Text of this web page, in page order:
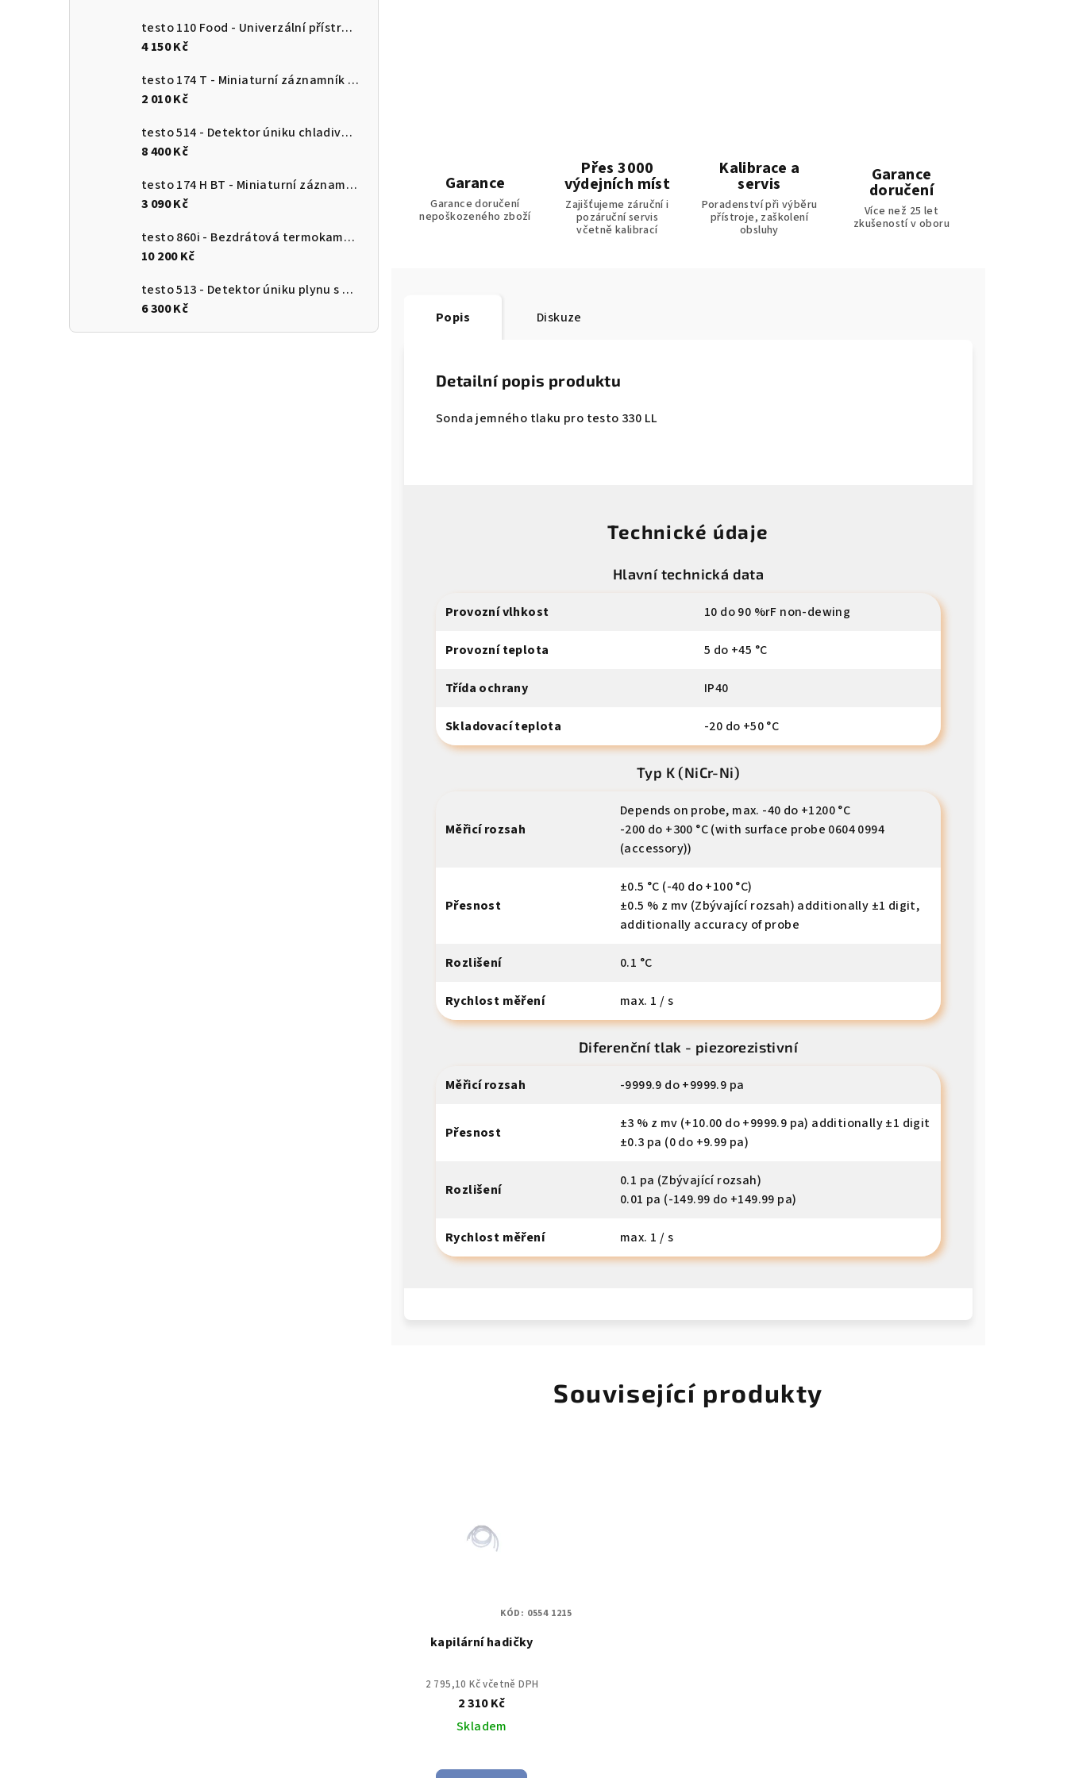
testo 110 Food - Univerzální přístroj pro měření teploty s připojením k aplikaci
4 150 Kč
testo 174 T - Miniaturní záznamník teploty s USB-C a softwarem pro PC
2 010 Kč
testo 514 - Detektor úniku chladiva s ohebnou sondou
8 400 Kč
testo 174 H BT - Miniaturní záznamník pro měření teploty a vlhkosti s Bluetooth a připojením k aplikaci
3 090 Kč
testo 860i - Bezdrátová termokamera pro chytré telefony
10 200 Kč
testo 513 - Detektor úniku plynu s ohebnou sondou
6 300 Kč
Garance
Garance doručení
nepoškozeného zboží
Přes 3000
výdejních míst
Zajišťujeme záruční i
pozáruční servis
včetně kalibrací
Kalibrace a
servis
Poradenství při výběru
přístroje, zaškolení
obsluhy
Garance
doručení
Více než 25 let
zkušeností v oboru
Popis Diskuze
Detailní popis produktu
Sonda jemného tlaku pro testo 330 LL
Technické údaje
Hlavní technická data
Provozní vlhkost 10 do 90 %rF non-dewing
Provozní teplota 5 do +45 °C
Třída ochrany IP40
Skladovací teplota -20 do +50 °C
Typ K (NiCr-Ni)
Měřicí rozsah
Depends on probe, max. -40 do +1200 °C
-200 do +300 °C (with surface probe 0604 0994
(accessory))
Přesnost
±0.5 °C (-40 do +100 °C)
±0.5 % z mv (Zbývající rozsah) additionally ±1 digit,
additionally accuracy of probe
Rozlišení 0.1 °C
Rychlost měření max. 1 / s
Diferenční tlak - piezorezistivní
Měřicí rozsah -9999.9 do +9999.9 pa
Přesnost
±3 % z mv (+10.00 do +9999.9 pa) additionally ±1 digit
±0.3 pa (0 do +9.99 pa)
Rozlišení
0.1 pa (Zbývající rozsah)
0.01 pa (-149.99 do +149.99 pa)
Rychlost měření max. 1 / s
Související produkty
kapilární hadičky
2 795,10 Kč včetně DPH
2 310 Kč
Skladem
KÓD: 0554 1215